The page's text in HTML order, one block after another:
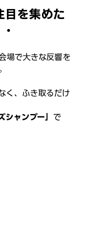
目を集めた
場で大きな反響を
く、ふき取るだけ
シャンプー」 で